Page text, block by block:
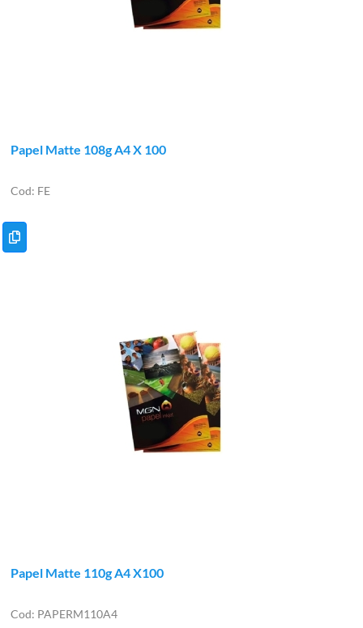
Papel Matte 108g A4 X 100
FE
Papel Matte 110g A4 X100
PAPERM110A4